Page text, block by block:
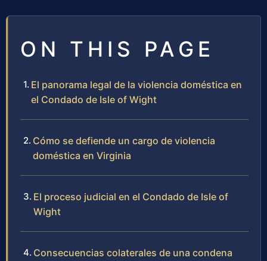
ON THIS PAGE
El panorama legal de la violencia doméstica en
el Condado de Isle of Wight
Cómo se defiende un cargo de violencia
doméstica en Virginia
El proceso judicial en el Condado de Isle of
Wight
Consecuencias colaterales de una condena